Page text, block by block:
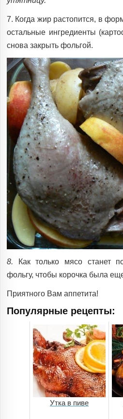
7. Когда жир растопится, в
остальные ингредиенты
снова закрыть фольгой.
8.
Как только мясо станет
фольгу, чтобы корочка была
Приятного Вам аппетита!
Популярные рецепты:
Утка в пиве